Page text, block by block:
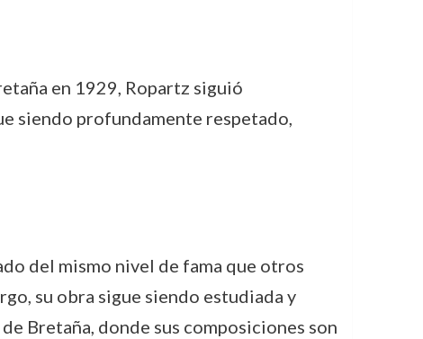
en 1929, Ropartz siguió
siendo profundamente respetado,
del mismo nivel de fama que otros
su obra sigue siendo estudiada y
Bretaña, donde sus composiciones son